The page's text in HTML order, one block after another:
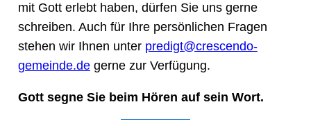
mit Gott erlebt haben, dürfen Sie uns gerne
schreiben. Auch für Ihre persönlichen Fragen
stehen wir Ihnen unter predigt@crescendo-
gemeinde.degerne zur Verfügung.
Gott segne Sie beim Hören auf sein Wort.